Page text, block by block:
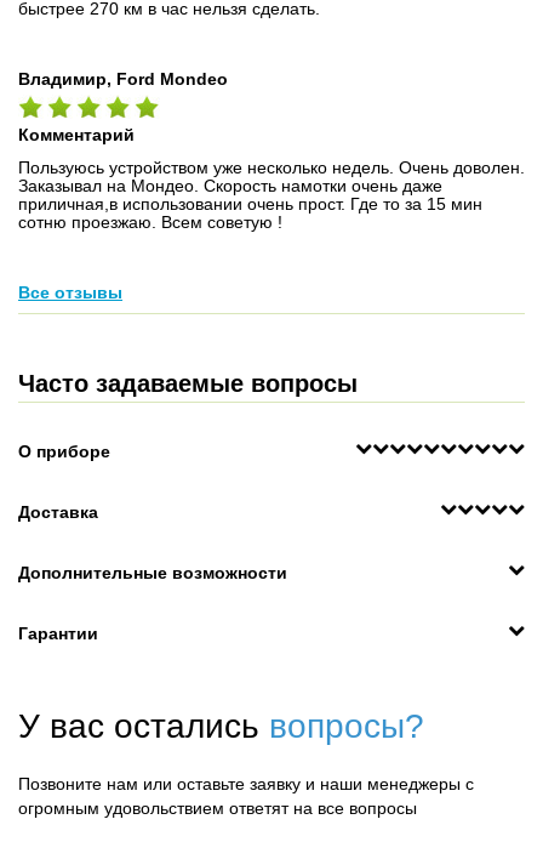
быстрее 270 км в час нельзя сделать.
Владимир, Ford Mondeo
Комментарий
Пользуюсь устройством уже несколько недель. Очень доволен.
Заказывал на Мондео. Скорость намотки очень даже
приличная,в использовании очень прост. Где то за 15 мин
сотню проезжаю. Всем советую !
Все отзывы
Часто задаваемые вопросы
О приборе
Доставка
Дополнительные возможности
Гарантии
У вас остались вопросы?
Позвоните нам или оставьте заявку и наши менеджеры с
огромным удовольствием ответят на все вопросы